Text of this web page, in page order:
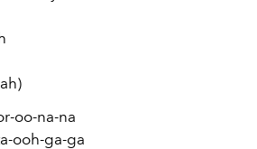
oo-na-na
ooh-ga-ga